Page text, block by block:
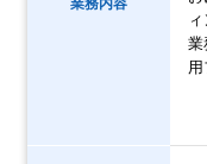
業
用